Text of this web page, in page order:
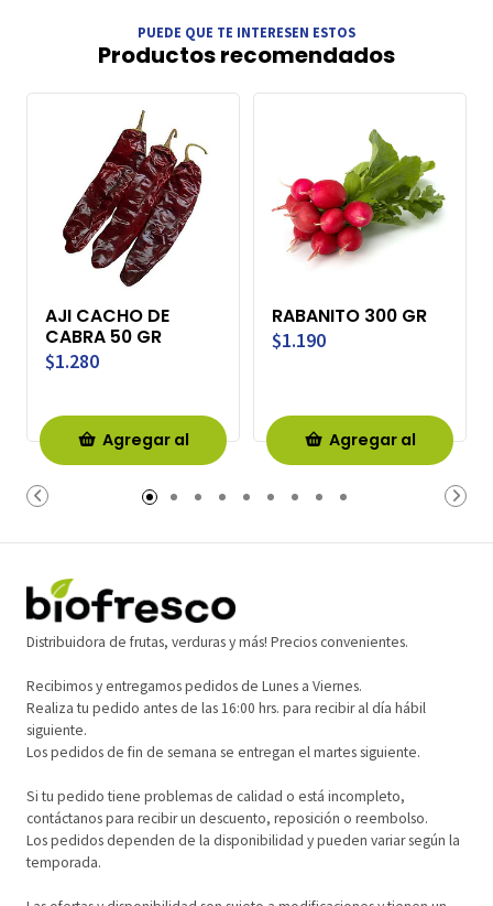
PUEDE QUE TE INTERESEN ESTOS
Productos recomendados
AJI CACHO DE
CABRA 50 GR
$1.280
Agregar al
Carro
RABANITO 300 GR
$1.190
Agregar al
Carro
Distribuidora de frutas, verduras y más! Precios convenientes.
Recibimos y entregamos pedidos de Lunes a Viernes.
Realiza tu pedido antes de las 16:00 hrs. para recibir al día hábil
siguiente.
Los pedidos de fin de semana se entregan el martes siguiente.
Si tu pedido tiene problemas de calidad o está incompleto,
contáctanos para recibir un descuento, reposición o reembolso.
Los pedidos dependen de la disponibilidad y pueden variar según la
temporada.